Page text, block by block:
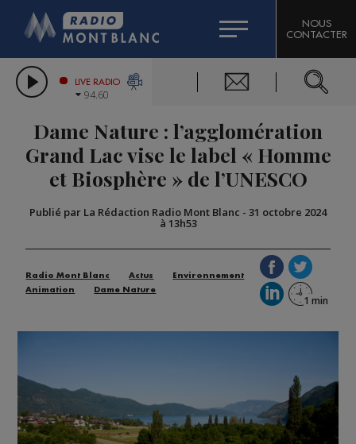
LES CHRONIQUES DE L'EXPERT
CITIZEN MACHINERY
GRAND MASSIF DOMAINES SKIABLES
BIGARD
COMPAGNIE DU MONT-BLANC
NOUS
CONTACTER
LIVE RADIO
94.60
Dame Nature : l’agglomération
Grand Lac vise le label « Homme
et Biosphère » de l’UNESCO
Publié par La Rédaction Radio Mont Blanc - 31 octobre 2024
à 13h53
Radio Mont Blanc Actus
Environnement
Animation
Dame Nature